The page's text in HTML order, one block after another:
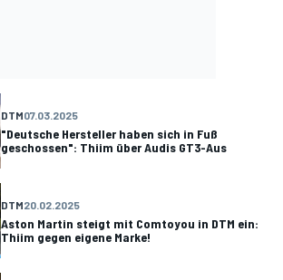
DTM07.03.2025
"Deutsche Hersteller haben sich in Fuß
geschossen": Thiim über Audis GT3-Aus
DTM20.02.2025
Aston Martin steigt mit Comtoyou in DTM ein:
Thiim gegen eigene Marke!